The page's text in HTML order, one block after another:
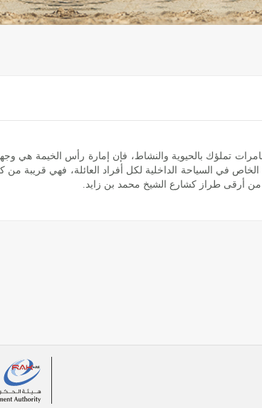
تملؤك بالحيوية والنشاط، فإن إمارة رأس الخيمة هي
في السياحة الداخلية لكل أفراد العائلة، فهي قريبة من
من أرقى طراز كشارع الشيخ محمد بن زايد.